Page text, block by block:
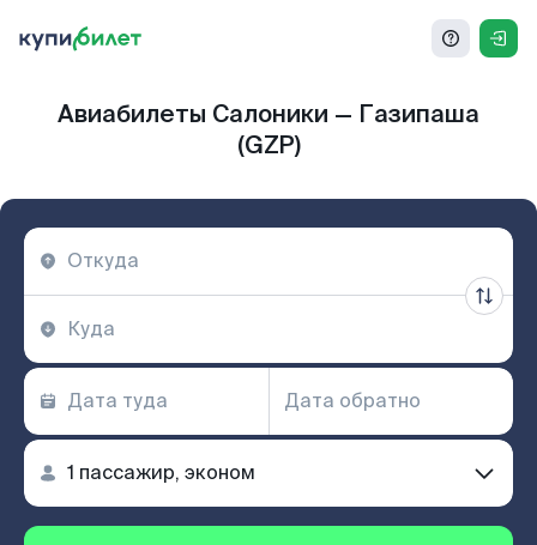
Авиабилеты Салоники — Газипаша
(GZP)